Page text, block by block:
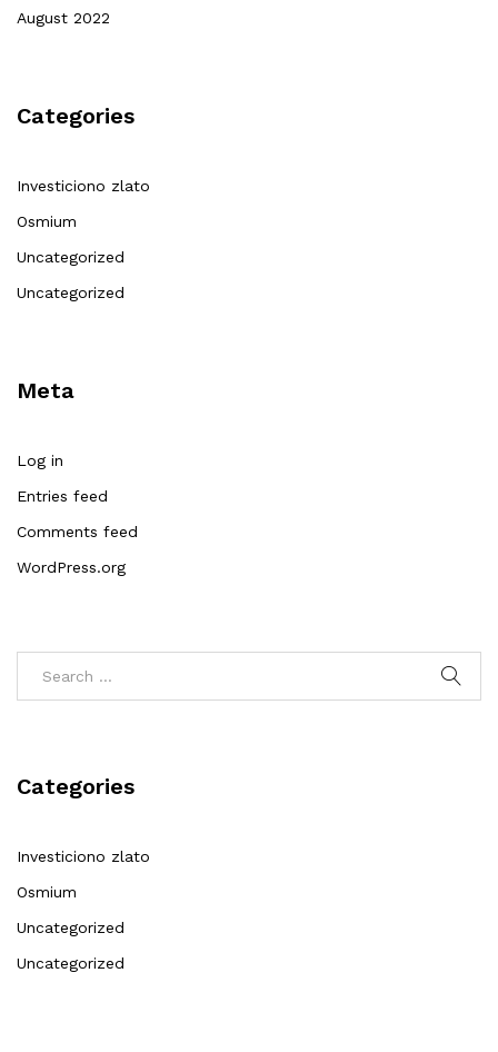
August 2022
Categories
Investiciono zlato
Osmium
Uncategorized
Uncategorized
Meta
Log in
Entries feed
Comments feed
WordPress.org
Categories
Investiciono zlato
Osmium
Uncategorized
Uncategorized